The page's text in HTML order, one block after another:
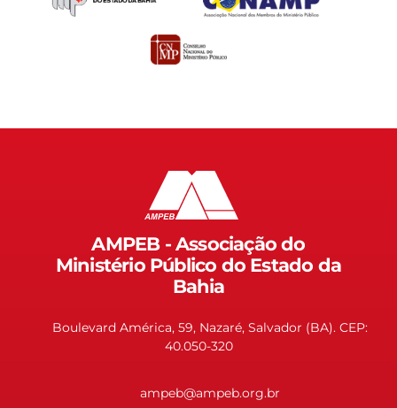
AMPEB - Associação do
Ministério Público do Estado da
Bahia
Boulevard América, 59, Nazaré, Salvador (BA). CEP:
40.050-320
ampeb@ampeb.org.br